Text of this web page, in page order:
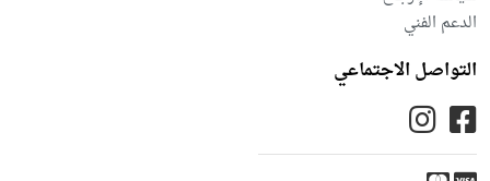
الدعم الفني
التواصل الاجتماعي